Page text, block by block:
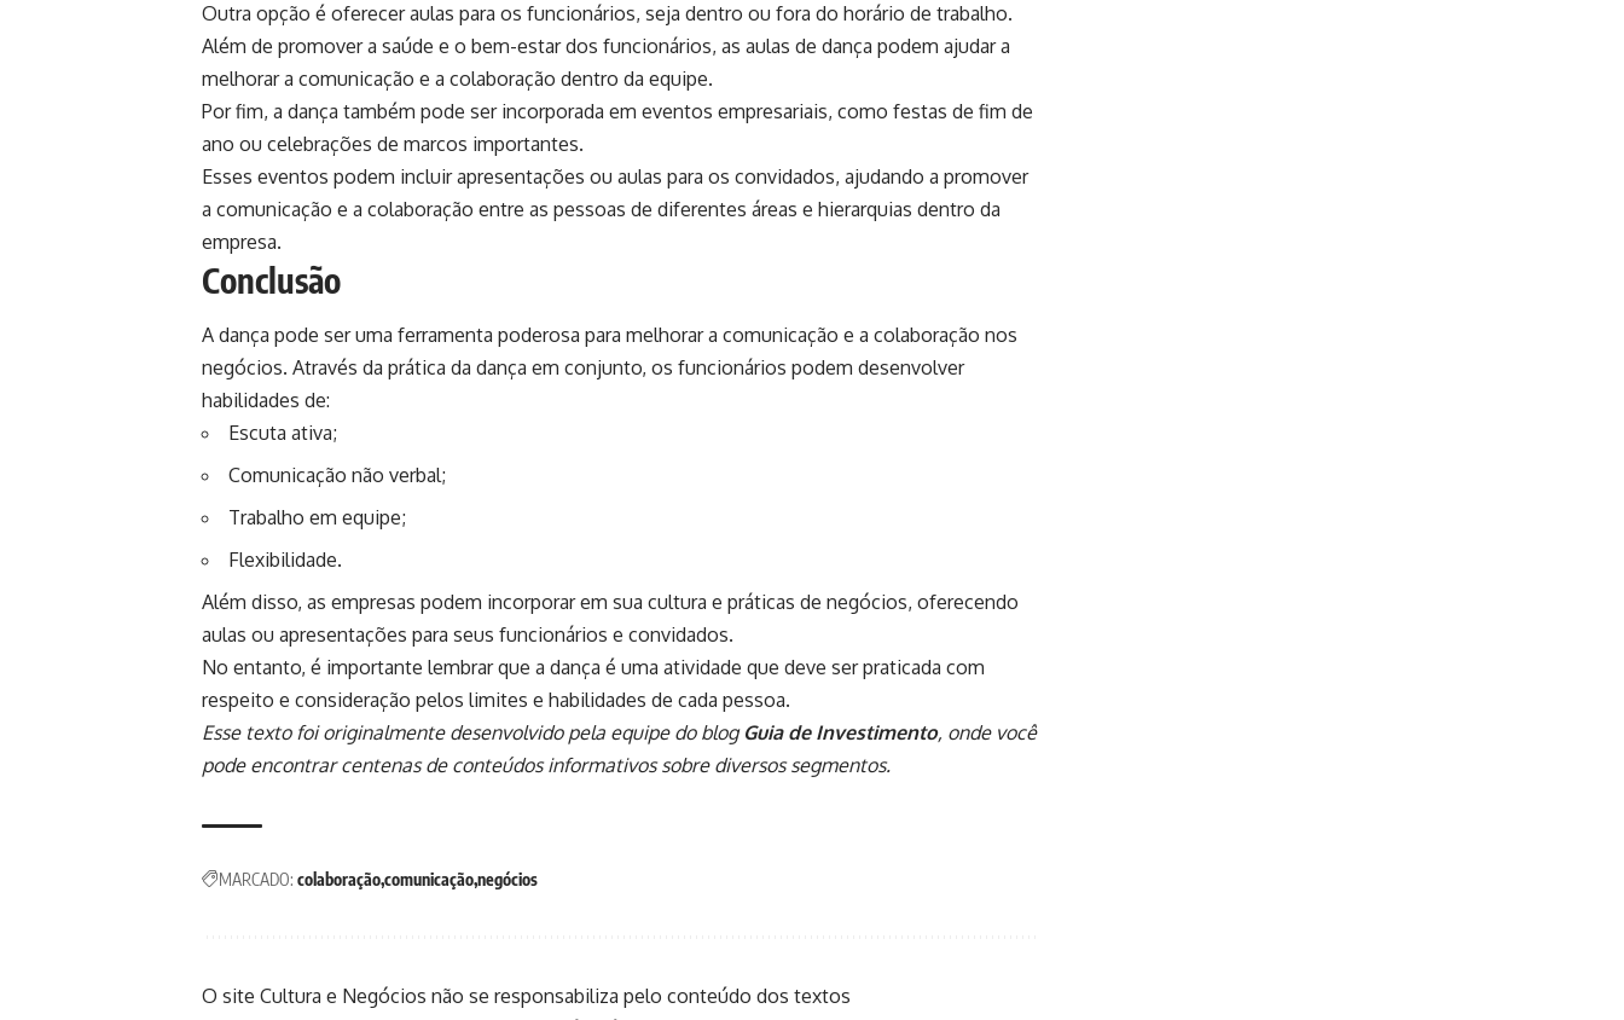
Outra opção é oferecer aulas para os funcionários, seja dentro ou fora do horário de trabalho.
Além de promover a saúde e o bem-estar dos funcionários, as aulas de dança podem ajudar a
melhorar a comunicação e a colaboração dentro da equipe.
Por fim, a dança também pode ser incorporada em eventos empresariais, como festas de fim de
ano ou celebrações de marcos importantes.
Esses eventos podem incluir apresentações ou aulas para os convidados, ajudando a promover
a comunicação e a colaboração entre as pessoas de diferentes áreas e hierarquias dentro da
empresa.
Conclusão
A dança pode ser uma ferramenta poderosa para melhorar a comunicação e a colaboração nos
negócios. Através da prática da dança em conjunto, os funcionários podem desenvolver
habilidades de:
Escuta ativa;
Comunicação não verbal;
Trabalho em equipe;
Flexibilidade.
Além disso, as empresas podem incorporar em sua cultura e práticas de negócios, oferecendo
aulas ou apresentações para seus funcionários e convidados.
No entanto, é importante lembrar que a dança é uma atividade que deve ser praticada com
respeito e consideração pelos limites e habilidades de cada pessoa.
Esse texto foi originalmente desenvolvido pela equipe do blog Guia de Investimento, onde você
pode encontrar centenas de conteúdos informativos sobre diversos segmentos.
MARCADO: colaboraçãocomunicaçãonegócios
O site Cultura e Negócios não se responsabiliza pelo conteúdo dos textos